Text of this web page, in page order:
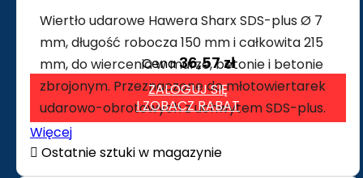
Wiertło udarowe Hawera Sharx SDS-plus Ø 7
mm, długość robocza 150 mm i całkowita 215
mm, do wiercenia w murze, betonie i betonie
zbrojonym. Przeznaczone do młotowiertarek
udarowo-obrotowych z uchwytem SDS-plus.
Cena36,57 zł
ZALOGUJ SIĘ
I ZOBACZ RABAT
Więcej
 Ostatnie sztuki w magazynie